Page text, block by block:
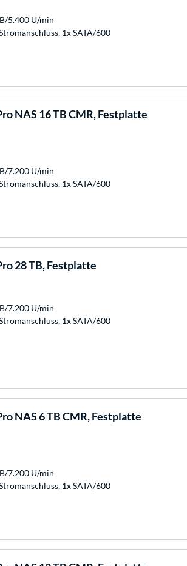
5.400 U/min
1x SATA/600
NAS 16 TB CMR, Festplatte
7.200 U/min
1x SATA/600
28 TB, Festplatte
7.200 U/min
1x SATA/600
NAS 6 TB CMR, Festplatte
7.200 U/min
1x SATA/600